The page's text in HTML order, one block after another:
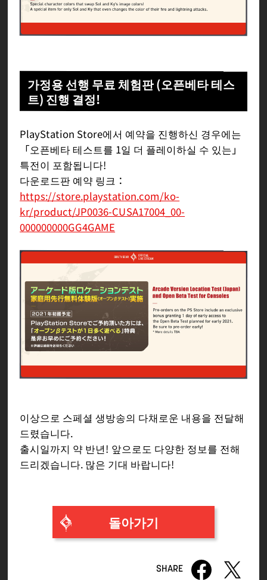
가정용 선행 무료 체험판 (오픈베타 테스
트) 진행 결정!
PlayStation Store에서 예약을 진행하신 경우에는
「오픈베타 테스트를 1일 더 플레이하실 수 있는」
특전이 포함됩니다!
다운로드판 예약 링크：
https://store.playstation.com/ko-
kr/product/JP0036-CUSA17004_00-
000000000GG4GAME
이상으로 스페셜 생방송의 다채로운 내용을 전달해
드렸습니다.
출시일까지 약 반년! 앞으로도 다양한 정보를 전해
드리겠습니다. 많은 기대 바랍니다!
돌아가기